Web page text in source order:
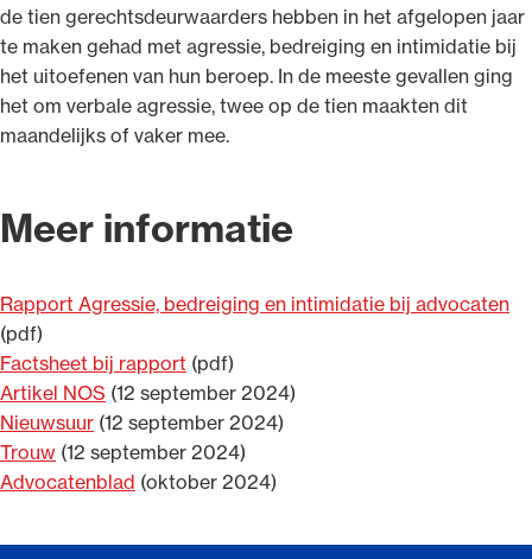
de tien gerechtsdeurwaarders hebben in het afgelopen jaar
te maken gehad met agressie, bedreiging en intimidatie bij
het uitoefenen van hun beroep. In de meeste gevallen ging
het om verbale agressie, twee op de tien maakten dit
maandelijks of vaker mee.
Meer informatie
Rapport Agressie, bedreiging en intimidatie bij advocaten
(pdf)
Factsheet bij rapport (pdf)
Artikel NOS (12 september 2024)
Nieuwsuur (12 september 2024)
Trouw (12 september 2024)
Advocatenblad (oktober 2024)